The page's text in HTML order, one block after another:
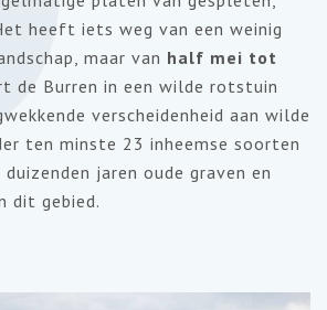
heeft iets weg van een weinig
maar van half mei tot
de Burren in een wilde rotstuin
verscheidenheid aan wilde
ten minste 23 inheemse soorten
jaren oude graven en
dit gebied.